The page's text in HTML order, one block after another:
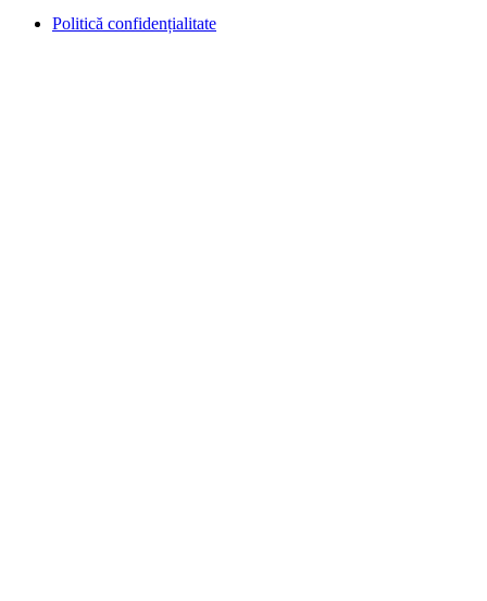
Politică confidențialitate